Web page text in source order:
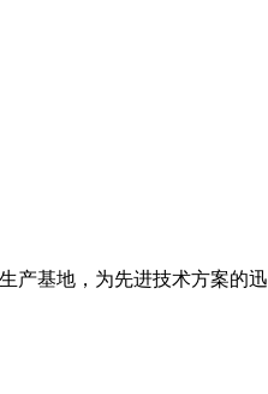
基地，为先进技术方案的